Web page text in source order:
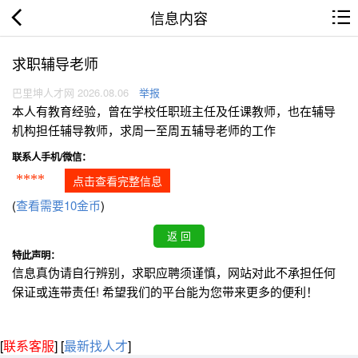
信息内容
求职辅导老师
巴里坤人才网 2026.08.06 举报
本人有教育经验，曾在学校任职班主任及任课教师，也在辅导
机构担任辅导教师，求周一至周五辅导老师的工作
联系人手机/微信：
**** 点击查看完整信息
(查看需要10金币)
特此声明：
信息真伪请自行辨别，求职应聘须谨慎，网站对此不承担任何
保证或连带责任! 希望我们的平台能为您带来更多的便利！
[联系客服] [最新找人才]